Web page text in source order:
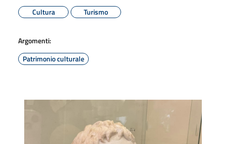
Cultura
Turismo
Argomenti:
Patrimonio culturale